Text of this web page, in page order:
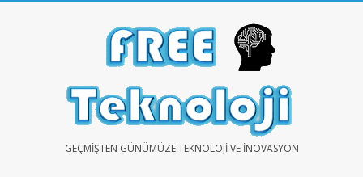
GEÇMIŞTEN GÜNÜMÜZE TEKNOLOJI VE İNOVASYON